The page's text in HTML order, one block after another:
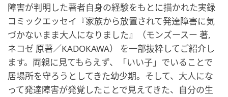
障害が判明した著者自身の経験をもとに描かれた実録
コミックエッセイ『家族から放置されて発達障害に気
づかないまま大人になりました』（モンズースー 著,
ネコゼ 原著／KADOKAWA） を一部抜粋してご紹介し
ます。両親に見てもらえず、「いい子」でいることで
居場所を守ろうとしてきた幼少期。そして、大人にな
って発達障害が発覚したことで見えてきた、自分の生